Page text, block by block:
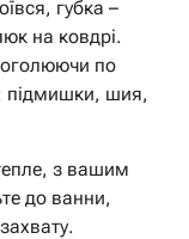
губка –
на ковдрі.
оголюючи по
підмишки, шия,
з вашим
до ванни,